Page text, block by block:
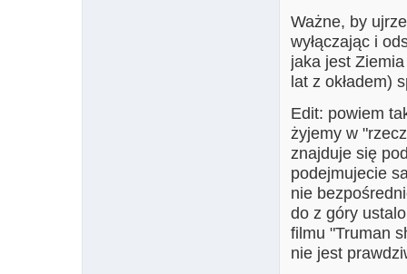
Ważne, by
wyłączając i
jaka jest
lat z okładem)
Edit: powiem
żyjemy w
znajduje się
podejmujecie
nie
do z góry
filmu "Truman
nie jest